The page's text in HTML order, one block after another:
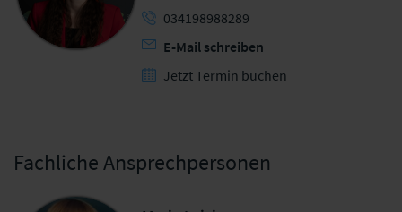
034198988289
E-Mail schreiben
Jetzt Termin buchen
Fachliche Ansprechpersonen